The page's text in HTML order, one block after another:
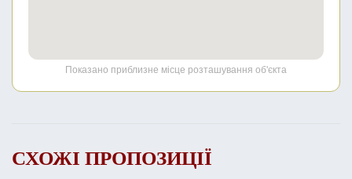
Показано приблизне місце розташування об'єкта
СХОЖІ ПРОПОЗИЦІЇ